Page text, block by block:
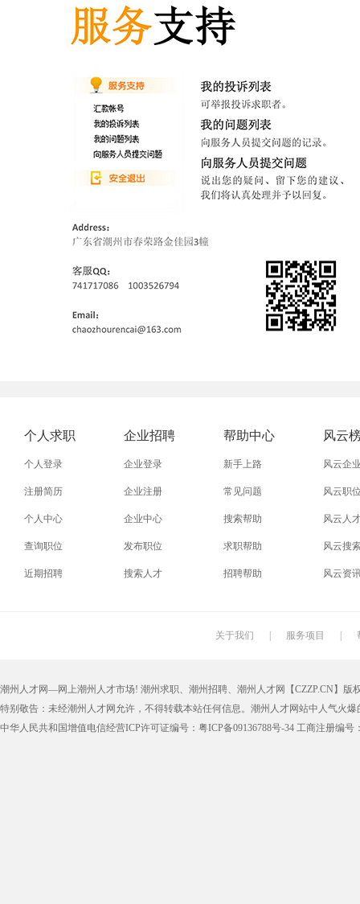
个人求职
个人登录
注册简历
个人中心
查询职位
近期招聘
企业招聘
企业登录
企业注册
企业中心
发布职位
搜索人才
帮助中心
新手上路
常见问题
搜索帮助
求职帮助
招聘帮助
风云
风云企
风云职
风云人
风云搜
风云资
关于我们 服务项目
潮州人才网—网上潮州人才市场! 潮州求职、潮州招聘、潮州人才网【CZZP.CN】版
特别敬告：未经潮州人才网允许，不得转载本站任何信息。潮州人才网站中人气火
中华人民共和国增值电信经营ICP许可证编号：粤ICP备09136788号-34 工商注册编号